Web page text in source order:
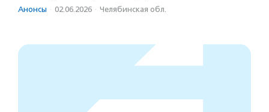
Анонсы · 02.06.2026 · Челябинская обл.